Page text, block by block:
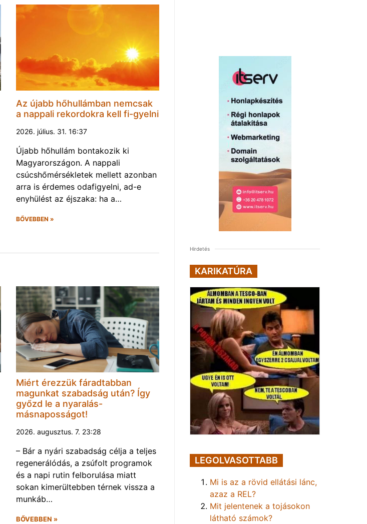
Az újabb hőhullámban nemcsak
a nappali rekordokra kell fi-gyelni
2026. július. 31. 16:37
Újabb hőhullám bontakozik ki
Magyarországon. A nappali
csúcshőmérsékletek mellett azonban
arra is érdemes odafigyelni, ad-e
enyhülést az éjszaka: ha a…
BŐVEBBEN »
Miért érezzük fáradtabban
magunkat szabadság után? Így
győzd le a nyaralás-
másnaposságot!
2026. augusztus. 7. 23:28
– Bár a nyári szabadság célja a teljes
regenerálódás, a zsúfolt programok
és a napi rutin felborulása miatt
sokan kimerültebben térnek vissza a
munkáb…
BŐVEBBEN »
Hirdetés
KARIKATÚRA
LEGOLVASOTTABB
Mi is az a rövid ellátási lánc,
azaz a REL?
Mit jelentenek a tojásokon
látható számok?